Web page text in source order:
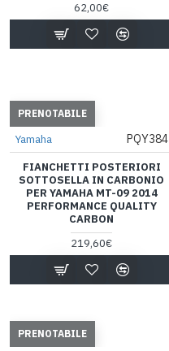
62,00€
PRENOTABILE
Yamaha PQY384
FIANCHETTI POSTERIORI
SOTTOSELLA IN CARBONIO
PER YAMAHA MT-09 2014
PERFORMANCE QUALITY
CARBON
219,60€
PRENOTABILE